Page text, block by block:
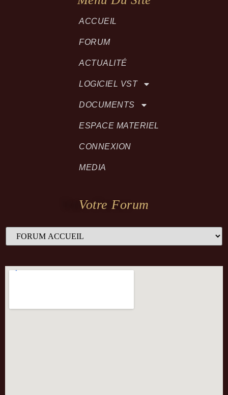
ACCUEIL
FORUM
ACTUALITÉ
LOGICIEL VST
DOCUMENTS
ESPACE MATERIEL
CONNEXION
MEDIA
Votre Forum